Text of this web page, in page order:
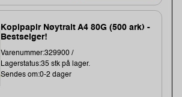
Kopipapir Nøytralt A4 80G (500 ark) -
Bestselger!
Varenummer:329900 /
Lagerstatus:35 stk på lager.
Sendes om:0-2 dager